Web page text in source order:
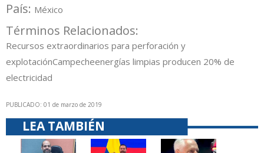
País: México
Términos Relacionados:
Recursos extraordinarios para perforación y
explotaciónCampecheenergías limpias producen 20% de
electricidad
PUBLICADO: 01 de marzo de 2019
LEA TAMBIÉN